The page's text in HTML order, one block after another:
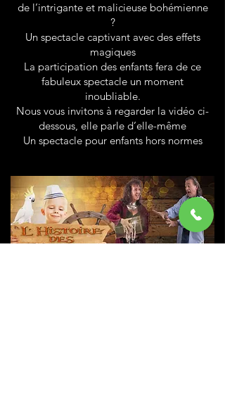
de l’intrigante et malicieuse bohémienne
?
Un spectacle captivant avec des effets
magiques
La participation des enfants fera de ce
fabuleux spectacle un moment
inoubliable.
Nous vous invitons à regarder la vidéo ci-
dessous, elle parle d’elle-même
Un spectacle pour enfants hors normes